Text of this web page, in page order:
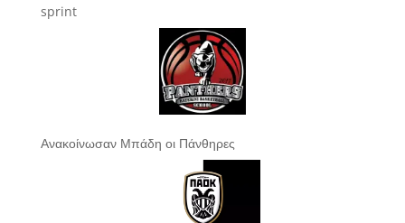
sprint
Ανακοίνωσαν Μπάδη οι Πάνθηρες